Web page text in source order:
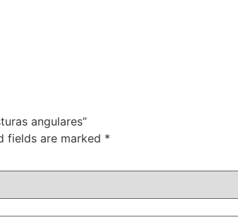
angulares”
fields are marked *